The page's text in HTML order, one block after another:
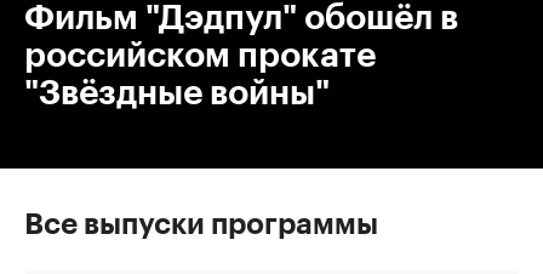
Фильм "Дэдпул" обошёл в
российском прокате
"Звёздные войны"
Все выпуски программы